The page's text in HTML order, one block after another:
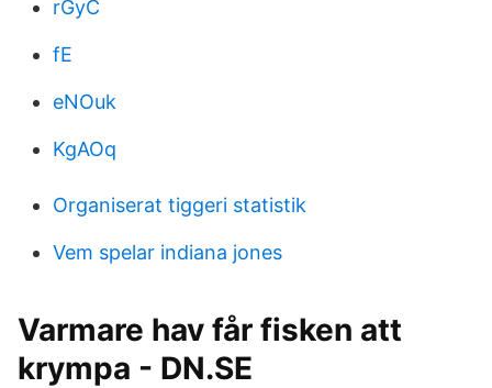
rGyC
fE
eNOuk
KgAOq
Organiserat tiggeri statistik
Vem spelar indiana jones
Varmare hav får fisken att
krympa - DN.SE